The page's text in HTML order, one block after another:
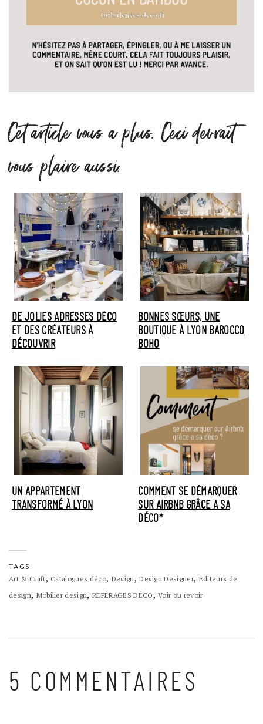
Cet article vous a plus. Ceci devrait
vous plaire aussi.
DE JOLIES ADRESSES DÉCO
ET DES CRÉATEURS À
DÉCOUVRIR
BONNES SŒURS, UNE
BOUTIQUE À LYON BAROCCO
BOHO
UN APPARTEMENT
TRANSFORMÉ À LYON
COMMENT SE DÉMARQUER
SUR AIRBNB GRÂCE A SA
DÉCO*
TAGS
Art & Craft, Catalogues déco, Design,Design Designer, Editeurs de
design, Mobilier design,REPÉRAGES DÉCO,Voir ou revoir
5 COMMENTAIRES